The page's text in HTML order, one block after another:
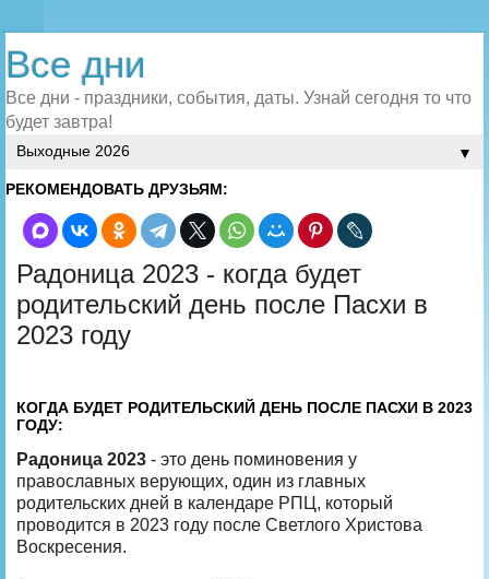
Все дни
Все дни - праздники, события, даты. Узнай сегодня то что
будет завтра!
▼
РЕКОМЕНДОВАТЬ ДРУЗЬЯМ:
Радоница 2023 - когда будет
родительский день после Пасхи в
2023 году
КОГДА БУДЕТ РОДИТЕЛЬСКИЙ ДЕНЬ ПОСЛЕ ПАСХИ В 2023
ГОДУ:
Радоница 2023 - это день поминовения у
православных верующих, один из главных
родительских дней в календаре РПЦ, который
проводится в 2023 году после Светлого Христова
Воскресения.